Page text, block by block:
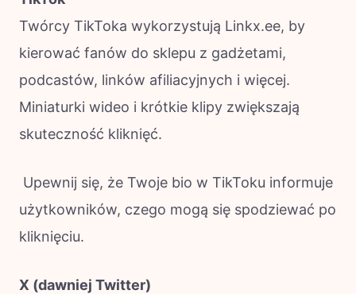
Twórcy TikToka wykorzystują Linkx.ee, by
kierować fanów do sklepu z gadżetami,
podcastów, linków afiliacyjnych i więcej.
Miniaturki wideo i krótkie klipy zwiększają
skuteczność kliknięć.
Upewnij się, że Twoje bio w TikToku informuje
użytkowników, czego mogą się spodziewać po
kliknięciu.
X (dawniej Twitter)